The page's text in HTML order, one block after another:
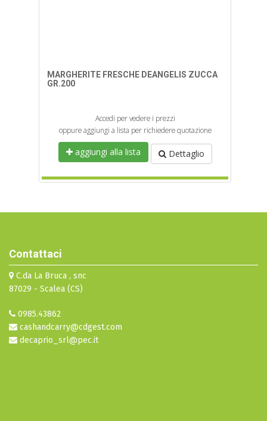
MARGHERITE FRESCHE DEANGELIS ZUCCA
GR.200
Accedi per vedere i prezzi
oppure aggiungi a lista per richiedere quotazione
aggiungi alla lista Dettaglio
Contattaci
C.da La Bruca , snc
87029 - Scalea (CS)
0985.43862
cashandcarry@cdgest.com
decaprio_srl@pec.it